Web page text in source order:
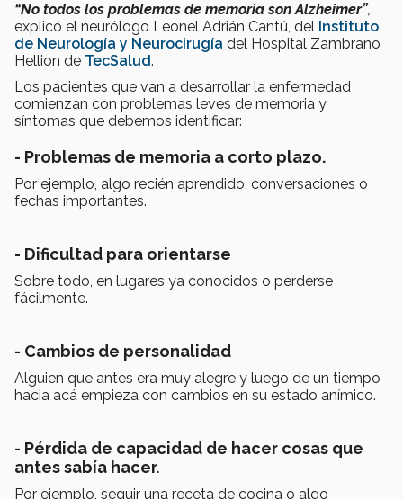
“No todos los problemas de memoria son Alzheimer”,
explicó el neurólogo Leonel Adrián Cantú, del Instituto
de Neurología y Neurocirugía del Hospital Zambrano
Hellion de TecSalud.
Los pacientes que van a desarrollar la enfermedad
comienzan con problemas leves de memoria y
síntomas que debemos identificar:
- Problemas de memoria a corto plazo.
Por ejemplo, algo recién aprendido, conversaciones o
fechas importantes.
- Dificultad para orientarse
Sobre todo, en lugares ya conocidos o perderse
fácilmente.
- Cambios de personalidad
Alguien que antes era muy alegre y luego de un tiempo
hacia acá empieza con cambios en su estado anímico.
- Pérdida de capacidad de hacer cosas que
antes sabía hacer.
Por ejemplo, seguir una receta de cocina o algo